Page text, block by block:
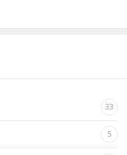
33
5